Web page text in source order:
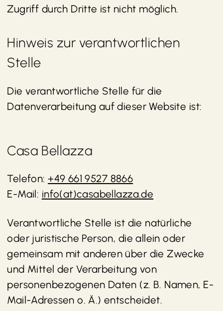
Zugriff durch Dritte ist nicht möglich.
Hinweis zur verantwortlichen
Stelle
Die verantwortliche Stelle für die
Datenverarbeitung auf dieser Website ist:
Casa Bellazza
Telefon:+49 661 9527 8866
E-Mail: info(at)casabellazza.de
Verantwortliche Stelle ist die natürliche
oder juristische Person, die allein oder
gemeinsam mit anderen über die Zwecke
und Mittel der Verarbeitung von
personenbezogenen Daten (z. B. Namen, E-
Mail-Adressen o. Ä.) entscheidet.